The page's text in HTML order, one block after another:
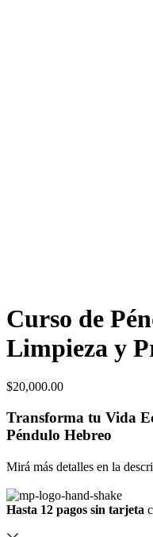
Curso de
Limpieza y
$20,000.00
Transforma tu Vida
Péndulo Hebreo
Mirá más detalles en la
Hasta 12 pagos sin tarjeta